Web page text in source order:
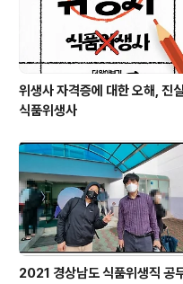
위생사 자격증에 대한 오해, 진
식품위생사
2021 경상남도 식품위생직 공